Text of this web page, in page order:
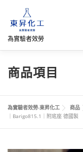
為實驗者效勞
首頁 關於我們
網路商店 直購專
商品項目
為實驗者效勞-東昇化工 商品
｜Barigo815.1｜附底座 德國製